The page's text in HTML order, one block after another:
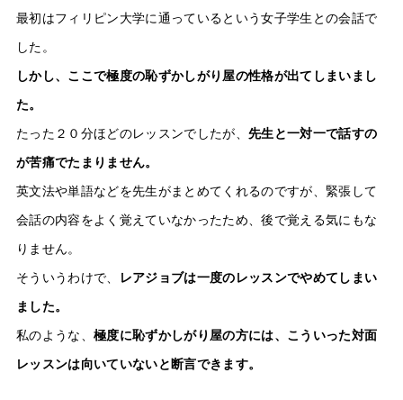
最初はフィリピン大学に通っているという女子学生との会話で
した。
しかし、ここで極度の恥ずかしがり屋の性格が出てしまいまし
た。
たった２０分ほどのレッスンでしたが、 先生と一対一で話すの
が苦痛でたまりません。
英文法や単語などを先生がまとめてくれるのですが、緊張して
会話の内容をよく覚えていなかったため、後で覚える気にもな
りません。
そういうわけで、 レアジョブは一度のレッスンでやめてしまい
ました。
私のような、 極度に恥ずかしがり屋の方には、こういった対面
レッスンは向いていないと断言できます。